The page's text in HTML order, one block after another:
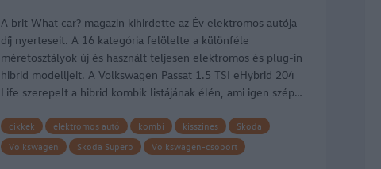
A brit What car? magazin kihirdette az Év elektromos autója
díj nyerteseit. A 16 kategória felölelte a különféle
méretosztályok új és használt teljesen elektromos és plug-in
hibrid modelljeit. A Volkswagen Passat 1.5 TSI eHybrid 204
Life szerepelt a hibrid kombik listájának élén, ami igen szép…
cikkek elektromos autó kombi kisszines
Skoda
Volkswagen
Skoda Superb
Volkswagen-csoport